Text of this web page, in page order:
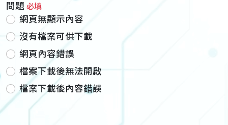
問題 必填
網頁無顯示內容
沒有檔案可供下載
網頁內容錯誤
檔案下載後無法開啟
檔案下載後內容錯誤